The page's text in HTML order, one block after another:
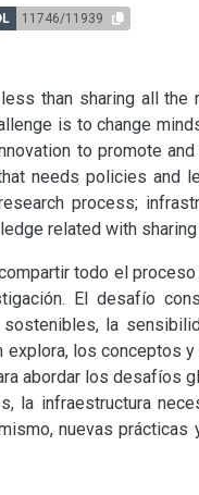
11746/11939
than sharing all the
is to change
to promote
needs policies and
process;
related with sharing
todo el
El desafío
la
los conceptos
abordar los desafíos
la infraestructura
nuevas